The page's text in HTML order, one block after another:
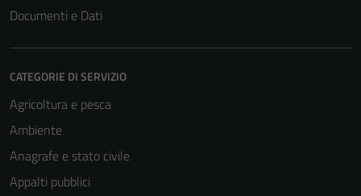
Documenti e Dati
CATEGORIE DI SERVIZIO
Agricoltura e pesca
Ambiente
Anagrafe e stato civile
Appalti pubblici